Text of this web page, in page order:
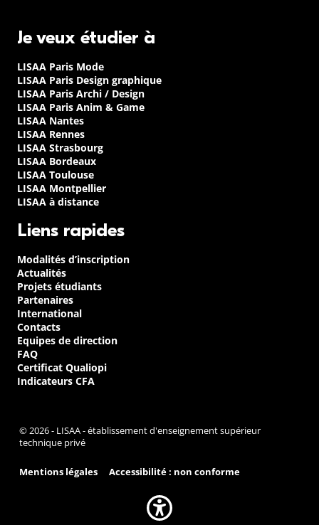
Je veux étudier à
LISAA Paris Mode
LISAA Paris Design graphique
LISAA Paris Archi / Design
LISAA Paris Anim & Game
LISAA Nantes
LISAA Rennes
LISAA Strasbourg
LISAA Bordeaux
LISAA Toulouse
LISAA Montpellier
LISAA à distance
Liens rapides
Modalités d’inscription
Actualités
Projets étudiants
Partenaires
International
Contacts
Equipes de direction
FAQ
Certificat Qualiopi
Indicateurs CFA
© 2026 - LISAA - établissement d'enseignement supérieur
technique privé
Mentions légales Accessibilité : non conforme